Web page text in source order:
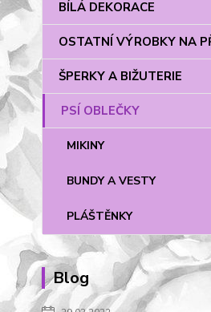
BÍLÁ DEKORACE
OSTATNÍ VÝROBKY NA
ŠPERKY A BIŽUTERIE
PSÍ OBLEČKY
MIKINY
BUNDY A VESTY
PLÁŠTĚNKY
Blog